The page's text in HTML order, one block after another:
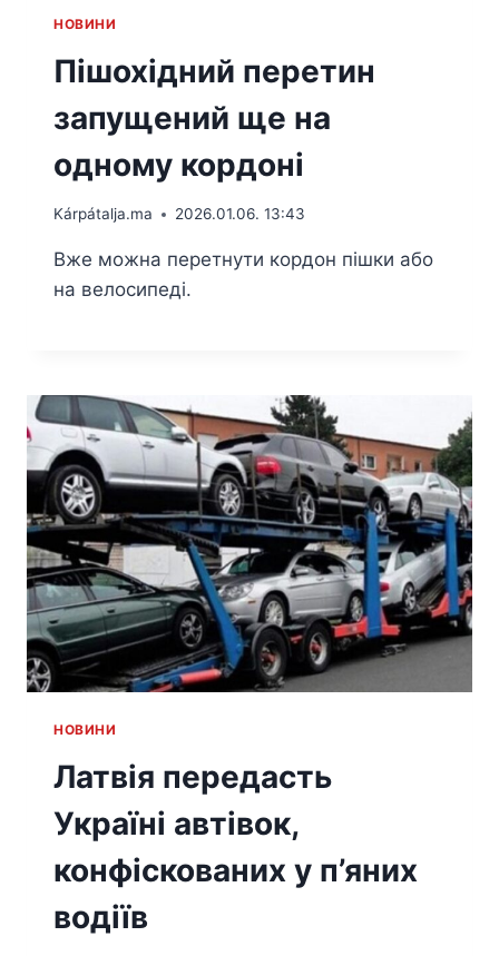
HОВИНИ
Пішохідний перетин
запущений ще на
одному кордоні
Kárpátalja.ma 2026.01.06. 13:43
Вже можна перетнути кордон пішки або
на велосипеді.
HОВИНИ
Латвія передасть
Україні автівок,
конфіскованих у п’яних
водіїв